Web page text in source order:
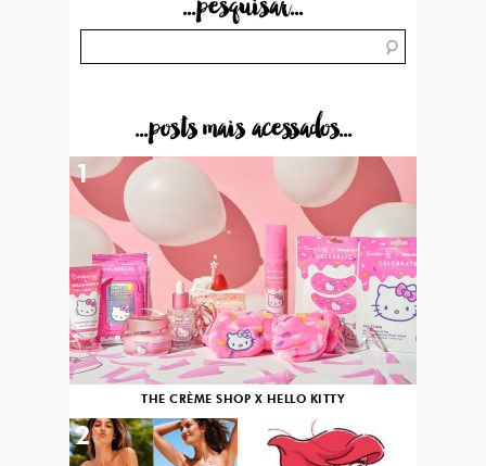
...posts mais acessados...
THE CRÈME SHOP X HELLO KITTY
1
2 3